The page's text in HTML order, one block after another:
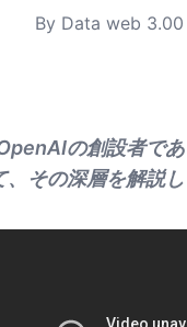
By Data web 3.00
の創設者で
その深層を解説し